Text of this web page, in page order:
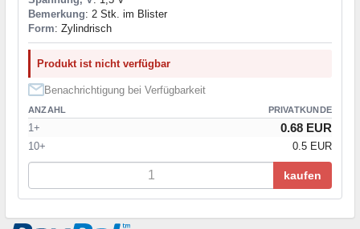
Bemerkung: 2 Stk. im Blister
Form: Zylindrisch
Produkt ist nicht verfügbar
Benachrichtigung bei Verfügbarkeit
ANZAHL PRIVATKUNDE
1+ 0.68 EUR
10+ 0.5 EUR
kaufen